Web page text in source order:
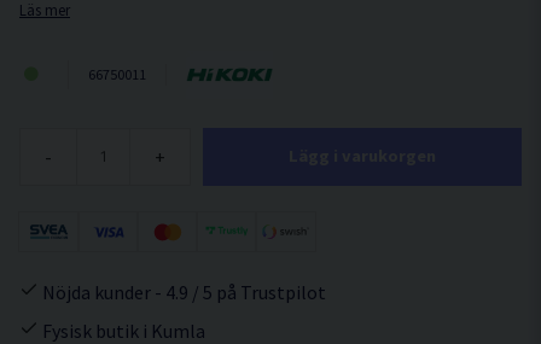
Läs mer
66750011
- +
Nöjda kunder - 4.9 / 5 på Trustpilot
Fysisk butik i Kumla